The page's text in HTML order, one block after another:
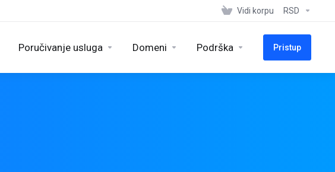
Vidi korpu RSD
Poručivanje usluga Domeni Podrška Pristup